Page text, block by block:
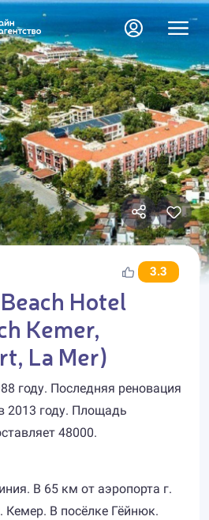
3.3
Hotel
Kemer,
La Mer)
году. Последняя реновация
2013 году. Площадь
48000.
В 65 км от аэропорта г.
Кемер. В посёлке Гёйнюк.